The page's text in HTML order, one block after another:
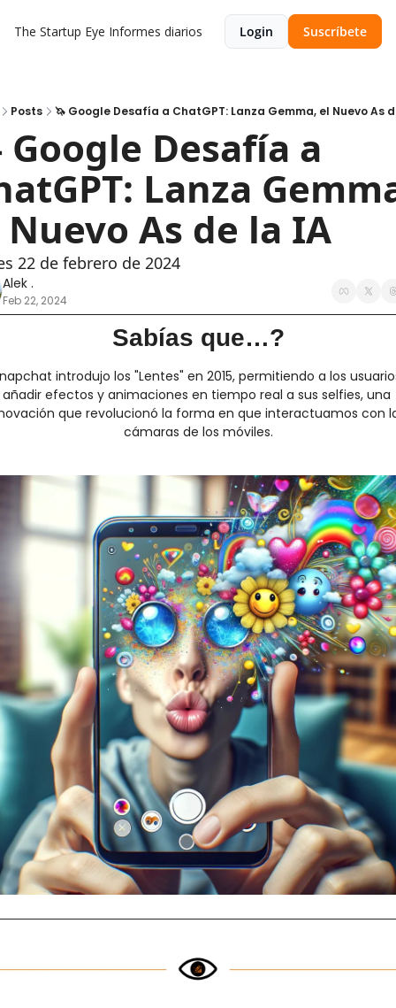
The Startup Eye Informes diarios Login Suscríbete
Posts 🦄 Google Desafía a ChatGPT: Lanza Gemma, el Nuevo As
Google Desafía a
Lanza
As de la IA
22 de febrero de 2024
Alek .
Feb 22, 2024
Sabías que…?
introdujo los "Lentes" en 2015, permitiendo a los
añadir efectos y animaciones en tiempo real a sus selfies, una
que revolucionó la forma en que interactuamos con
cámaras de los móviles.